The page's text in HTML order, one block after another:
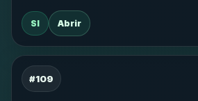
SI Abrir
#109